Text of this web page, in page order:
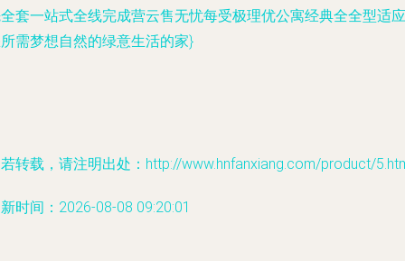
套一站式全线完成营云售无忧每受极理优公寓经典全全型适应
需梦想自然的绿意生活的家}
转载，请注明出处：http://www.hnfanxiang.com/product/
时间：2026-08-08 09:20:01